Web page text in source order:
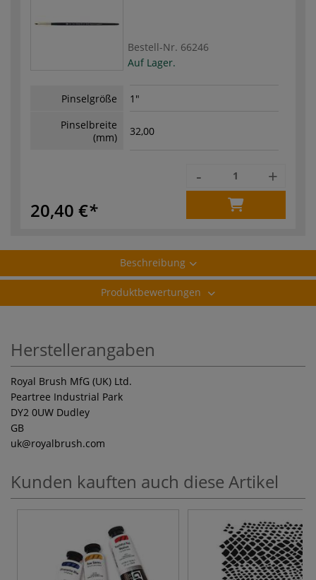
Bestell-Nr. 66246
Auf Lager.
Pinselgröße
1"
Pinselbreite
(mm)
32,00
20,40 €
- +
Beschreibung
Produktbewertungen
Herstellerangaben
Royal Brush MfG (UK) Ltd.
Peartree Industrial Park
DY2 0UW Dudley
GB
uk@royalbrush.com
Kunden kauften auch diese Artikel